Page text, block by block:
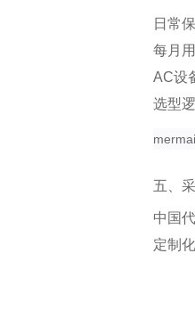
日常
每月
AC设
选型
五、
中国
定制